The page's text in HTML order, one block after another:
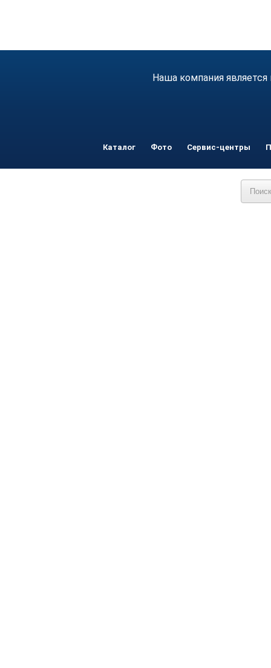
Наша компания
Каталог Фото Сервис-центры